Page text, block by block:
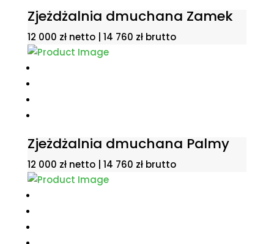
Zjeżdżalnia dmuchana Zamek
12 000 zł netto | 14 760 złbrutto
Zjeżdżalnia dmuchana Palmy
12 000 zł netto | 14 760 złbrutto